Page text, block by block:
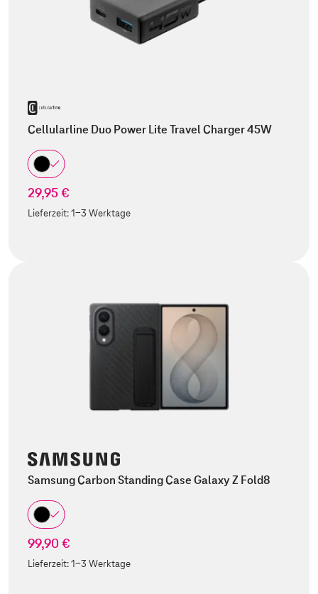
Cellularline Duo Power Lite Travel Charger 45W
29,95 €
Lieferzeit:1-3 Werktage
Samsung Carbon Standing Case Galaxy Z Fold8
99,90 €
Lieferzeit:1-3 Werktage